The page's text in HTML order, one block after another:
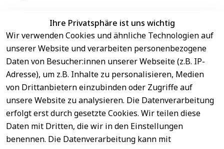
EU-Verantwortliche Person - klicken Sie für Details
Ihre Privatsphäre ist uns wichtig
Wir verwenden Cookies und ähnliche Technologien auf
unserer Website und verarbeiten personenbezogene
Daten von Besucher:innen unserer Webseite (z.B. IP-
Adresse), um z.B. Inhalte zu personalisieren, Medien
von Drittanbietern einzubinden oder Zugriffe auf
unsere Website zu analysieren. Die Datenverarbeitung
erfolgt erst durch gesetzte Cookies. Wir teilen diese
Daten mit Dritten, die wir in den Einstellungen
benennen. Die Datenverarbeitung kann mit